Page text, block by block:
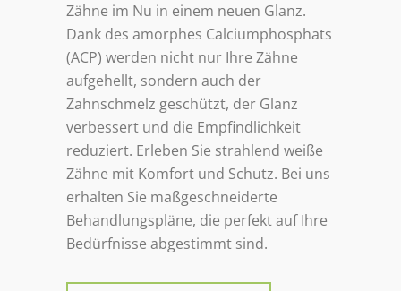
Zähne im Nu in einem neuen Glanz.
Dank des amorphes Calciumphosphats
(ACP) werden nicht nur Ihre Zähne
aufgehellt, sondern auch der
Zahnschmelz geschützt, der Glanz
verbessert und die Empfindlichkeit
reduziert. Erleben Sie strahlend weiße
Zähne mit Komfort und Schutz. Bei uns
erhalten Sie maßgeschneiderte
Behandlungspläne, die perfekt auf Ihre
Bedürfnisse abgestimmt sind.